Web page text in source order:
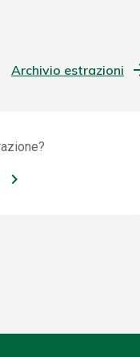
Archivio estrazioni